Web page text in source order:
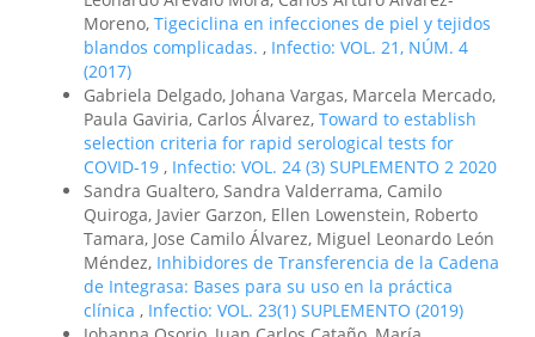
Moreno, Tigeciclina en infecciones de piel y tejidos
blandos complicadas. , Infectio: VOL. 21, NÚM. 4
(2017)
Gabriela Delgado, Johana Vargas, Marcela Mercado,
Paula Gaviria, Carlos Álvarez, Toward to establish
selection criteria for rapid serological tests for
COVID-19 , Infectio: VOL. 24 (3) SUPLEMENTO 2 2020
Sandra Gualtero, Sandra Valderrama, Camilo
Quiroga, Javier Garzon, Ellen Lowenstein, Roberto
Tamara, Jose Camilo Álvarez, Miguel Leonardo León
Méndez, Inhibidores de Transferencia de la Cadena
de Integrasa: Bases para su uso en la práctica
clínica , Infectio: VOL. 23(1) SUPLEMENTO (2019)